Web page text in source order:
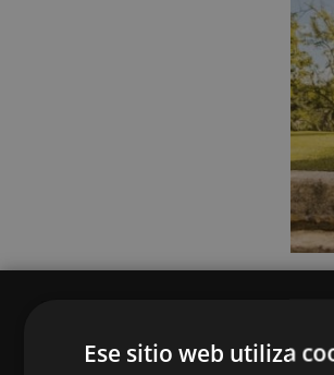
Ese sitio web utiliza